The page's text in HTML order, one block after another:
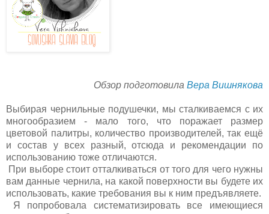
Обзор подготовила Вера Вишнякова
Выбирая чернильные подушечки, мы сталкиваемся с их
многообразием - мало того, что поражает размер
цветовой палитры, количество производителей, так ещё
и состав у всех разный, отсюда и рекомендации по
использованию тоже отличаются.
При выборе стоит отталкиваться от того для чего нужны
вам данные чернила, на какой поверхности вы будете их
использовать, какие требования вы к ним предъявляете.
Я попробовала систематизировать все имеющиеся